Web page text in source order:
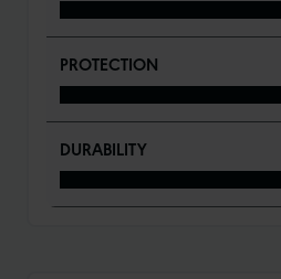
PROTECTION
DURABILITY